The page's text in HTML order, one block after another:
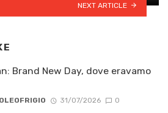
NEXT ARTICLE
Brand New Day, dove eravamo
31/07/2026 0